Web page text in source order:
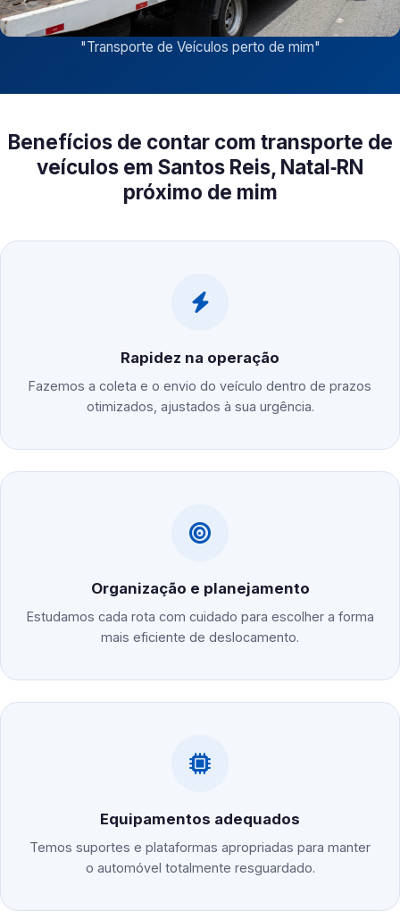
"Transporte de Veículos perto de mim"
Benefícios de contar com transporte de
veículos em Santos Reis, Natal‑RN
próximo de mim
Rapidez na operação
Fazemos a coleta e o envio do veículo dentro de prazos
otimizados, ajustados à sua urgência.
Organização e planejamento
Estudamos cada rota com cuidado para escolher a forma
mais eficiente de deslocamento.
Equipamentos adequados
Temos suportes e plataformas apropriadas para manter
o automóvel totalmente resguardado.